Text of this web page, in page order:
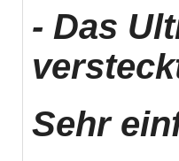
- Das
Sehr